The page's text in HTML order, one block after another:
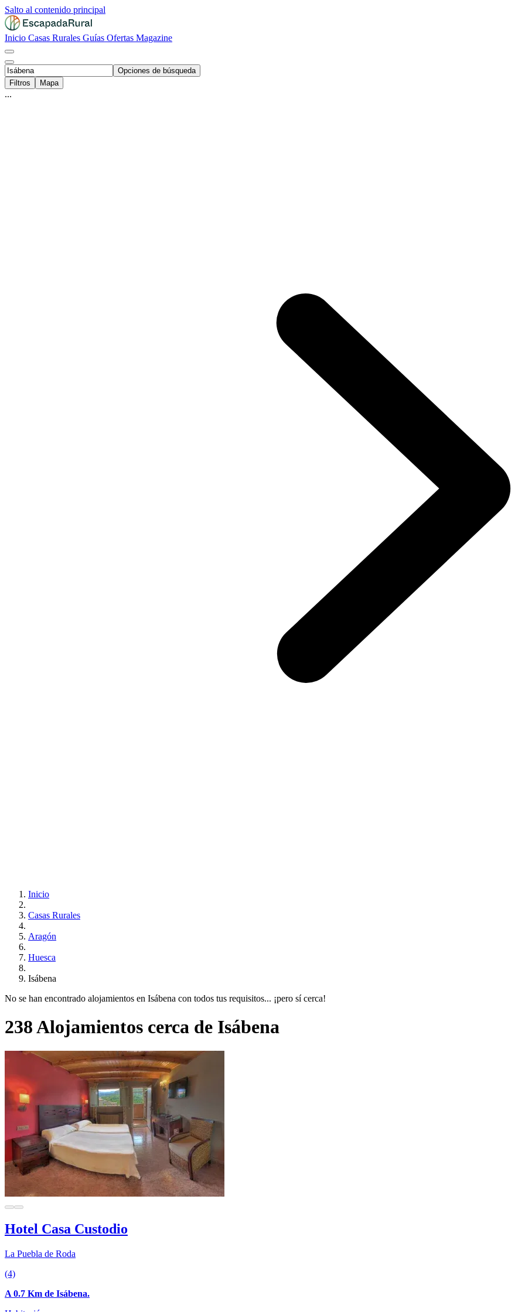
Salto al contenido principal
Inicio Casas Rurales Guías Ofertas Magazine
Opciones de búsqueda
Filtros
Mapa
...
Inicio
Casas Rurales
Aragón
Huesca
Isábena
No se han encontrado alojamientos en Isábena con todos tus requisitos... ¡pero sí cerca!
238 Alojamientos cerca de Isábena
Hotel Casa Custodio
La Puebla de Roda
(4)
A 0.7 Km de Isábena.